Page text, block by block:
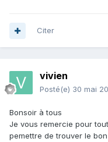
Citer
vivien
Posté(e) 30 mai
Bonsoir à tous
Je vous remercie pour
pemettre de trouver le